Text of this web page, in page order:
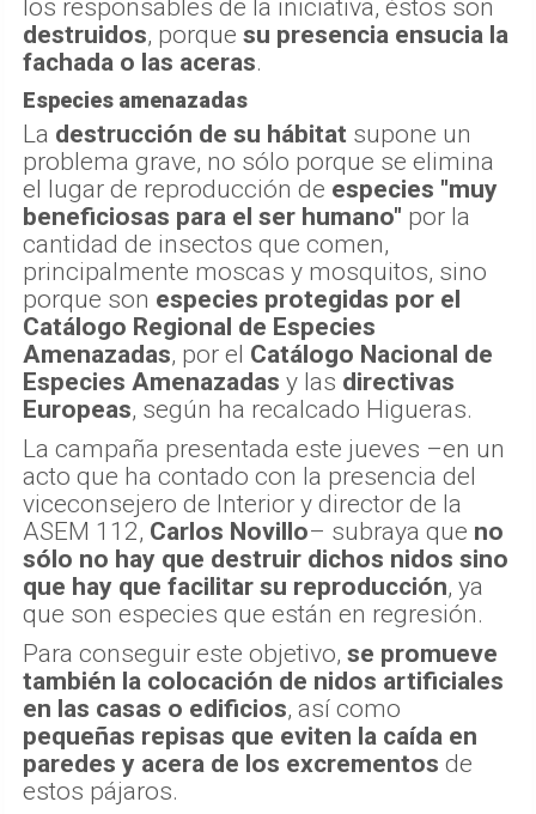
los responsables de la iniciativa, éstos son
destruidos, porque su presencia ensucia la
fachada o las aceras.
Especies amenazadas
La destrucción de su hábitat supone un
problema grave, no sólo porque se elimina
el lugar de reproducción de especies "muy
beneficiosas para el ser humano" por la
cantidad de insectos que comen,
principalmente moscas y mosquitos, sino
porque son especies protegidas por el
Catálogo Regional de Especies
Amenazadas, por el Catálogo Nacional de
Especies Amenazadas y las directivas
Europeas, según ha recalcado Higueras.
La campaña presentada este jueves –en un
acto que ha contado con la presencia del
viceconsejero de Interior y director de la
ASEM 112, Carlos Novillo– subraya que no
sólo no hay que destruir dichos nidos sino
que hay que facilitar su reproducción, ya
que son especies que están en regresión.
Para conseguir este objetivo, se promueve
también la colocación de nidos artificiales
en las casas o edificios, así como
pequeñas repisas que eviten la caída en
paredes y acera de los excrementos de
estos pájaros.